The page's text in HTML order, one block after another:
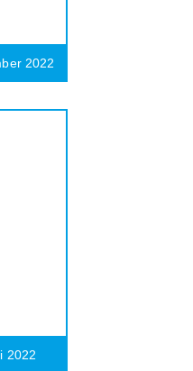
2022
2022